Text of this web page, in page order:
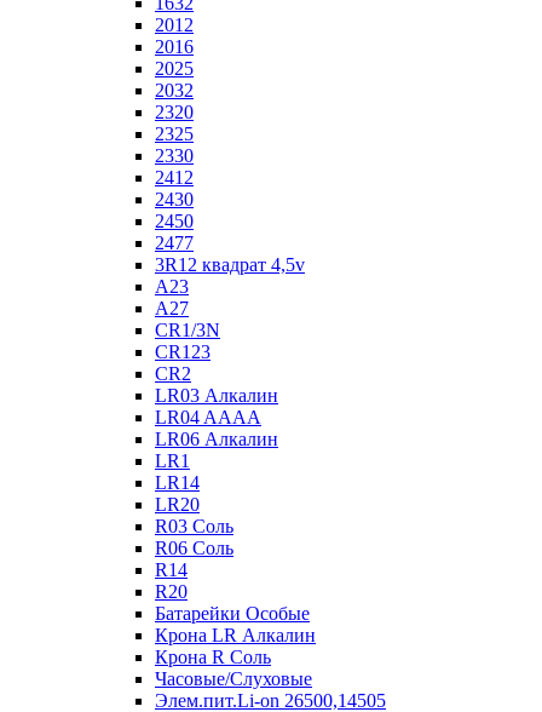
2012
2016
2025
2032
2320
2325
2330
2412
2430
2450
2477
3R12 квадрат 4,5v
A23
A27
CR1/3N
CR123
CR2
LR03 Алкалин
LR04 AAAA
LR06 Алкалин
LR1
LR14
LR20
R03 Соль
R06 Соль
R14
R20
Батарейки Особые
Крона LR Алкалин
Крона R Соль
Часовые/Слуховые
Элем.пит.Li-on 26500,14505